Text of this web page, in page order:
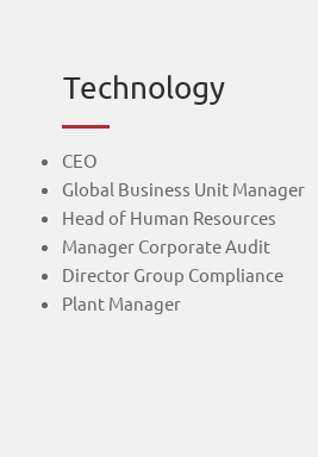
Technology
CEO
Global Business Unit Manager
Head of Human Resources
Manager Corporate Audit
Director Group Compliance
Plant Manager